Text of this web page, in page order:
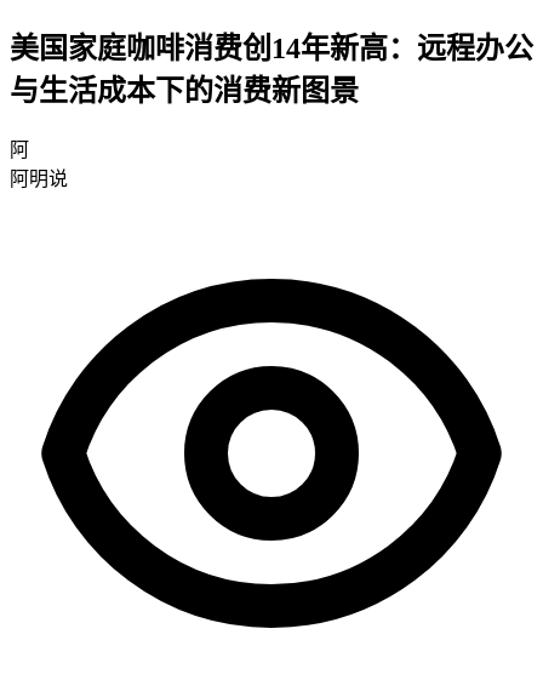
美国家庭咖啡消费创14年新高：远程办公
与生活成本下的消费新图景
阿
阿明说